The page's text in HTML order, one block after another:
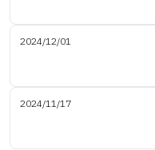
2024/12/01
2024/11/17